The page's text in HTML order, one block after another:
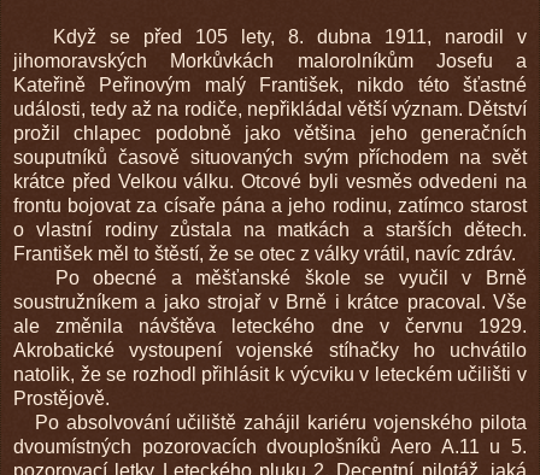
Když se před 105 lety, 8. dubna 1911, narodil v
jihomoravských Morkůvkách malorolníkům Josefu a
Kateřině Peřinovým malý František, nikdo této šťastné
události, tedy až na rodiče, nepřikládal větší význam. Dětství
prožil chlapec podobně jako většina jeho generačních
souputníků časově situovaných svým příchodem na svět
krátce před Velkou válku. Otcové byli vesměs odvedeni na
frontu bojovat za císaře pána a jeho rodinu, zatímco starost
o vlastní rodiny zůstala na matkách a starších dětech.
František měl to štěstí, že se otec z války vrátil, navíc zdráv.
Po obecné a měšťanské škole se vyučil v Brně
soustružníkem a jako strojař v Brně i krátce pracoval. Vše
ale změnila návštěva leteckého dne v červnu 1929.
Akrobatické vystoupení vojenské stíhačky ho uchvátilo
natolik, že se rozhodl přihlásit k výcviku v leteckém učilišti v
Prostějově.
Po absolvování učiliště zahájil kariéru vojenského pilota
dvoumístných pozorovacích dvouplošníků Aero A.11 u 5.
pozorovací letky Leteckého pluku 2. Decentní pilotáž, jaká